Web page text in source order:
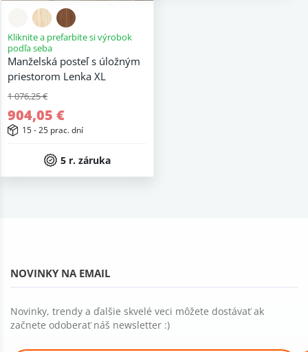
Kliknite a prefarbite si výrobok
podľa seba
Manželská posteľ s úložným
priestorom Lenka XL
1 076,25 €
904,05 €
15 - 25 prac. dní
5 r. záruka
NOVINKY NA EMAIL
Novinky, trendy a ďalšie skvelé veci môžete dostávať ak
začnete odoberať náš newsletter :)